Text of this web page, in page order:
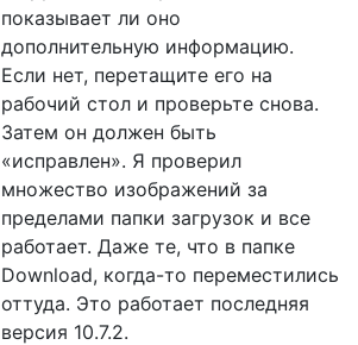
показывает ли оно
дополнительную информацию.
Если нет, перетащите его на
рабочий стол и проверьте снова.
Затем он должен быть
«исправлен». Я проверил
множество изображений за
пределами папки загрузок и все
работает. Даже те, что в папке
Download, когда-то переместились
оттуда. Это работает последняя
версия 10.7.2.